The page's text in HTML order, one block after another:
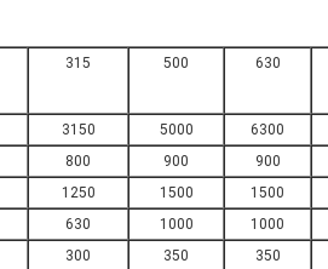
315 500 630
3150 5000 6300
800 900 900
1250 1500 1500
630 1000 1000
300 350 350